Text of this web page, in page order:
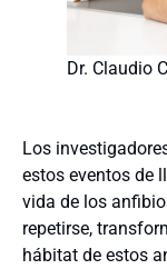
Dr. Claudio
Los
estos eventos de
vida de los
repetirse,
hábitat de estos